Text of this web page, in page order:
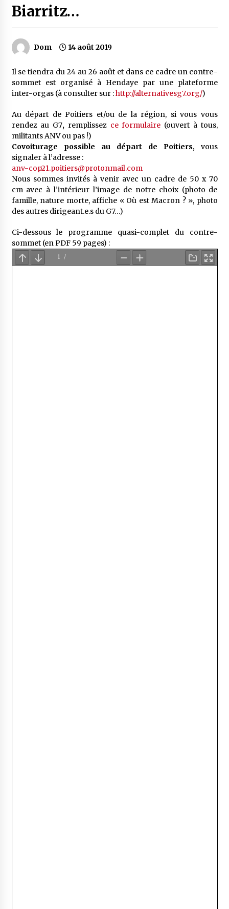
Biarritz…
Dom 14 août 2019
Il se tiendra du 24 au 26 août et dans ce cadre un contre-
sommet est organisé à Hendaye par une plateforme
inter-orgas (à consulter sur :http://alternativesg7.org/)
Au départ de Poitiers et/ou de la région, si vous vous
rendez au G7, remplissez ce formulaire (ouvert à tous,
militants ANV ou pas !)
Covoiturage possible au départ de Poitiers, vous
signaler à l’adresse :
anv-cop21.poitiers@protonmail.com
Nous sommes invités à venir avec un cadre de 50 x 70
cm avec à l’intérieur l’image de notre choix (photo de
famille, nature morte, affiche « Où est Macron ? », photo
des autres dirigeant.e.s du G7…)
Ci-dessous le programme quasi-complet du contre-
sommet (en PDF 59 pages) :